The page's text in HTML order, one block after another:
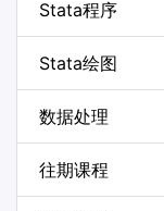
Stata程序
Stata绘图
数据处理
往期课程